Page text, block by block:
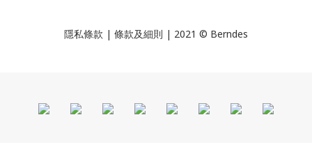
隱私條款 | 條款及細則 | 2021 © Berndes